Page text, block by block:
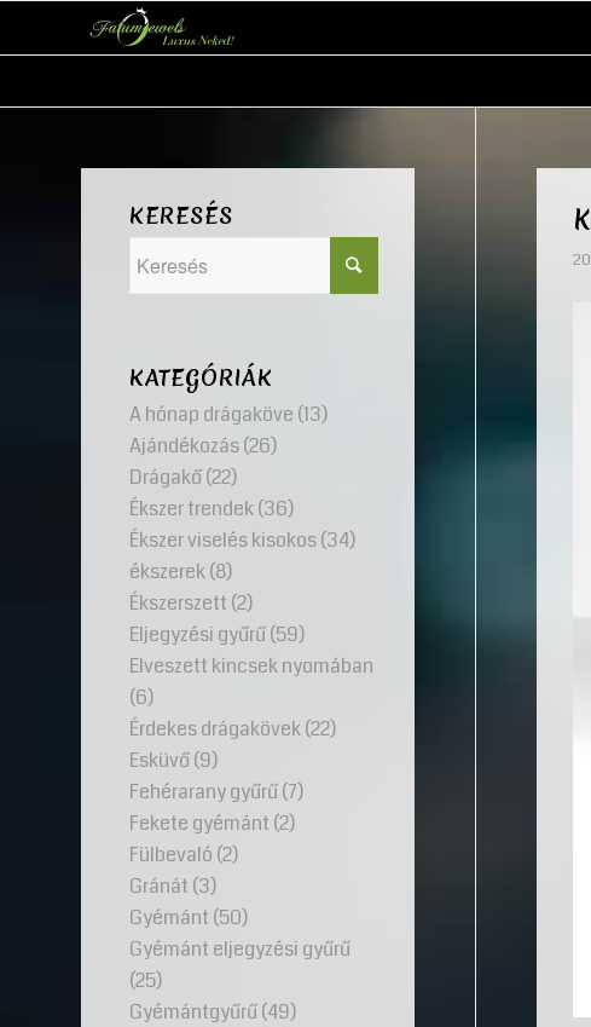
KERESÉS
KATEGÓRIÁK
A hónap drágaköve (13)
Ajándékozás(26)
Drágakő(22)
Ékszer trendek(36)
Ékszer viselés kisokos(34)
ékszerek(8)
Ékszerszett (2)
Eljegyzési gyűrű(59)
Elveszett kincsek nyomában
(6)
Érdekes drágakövek(22)
Esküvő(9)
Fehérarany gyűrű(7)
Fekete gyémánt (2)
Fülbevaló (2)
Gránát (3)
Gyémánt (50)
Gyémánt eljegyzési gyűrű
(25)
Gyémántgyűrű(49)